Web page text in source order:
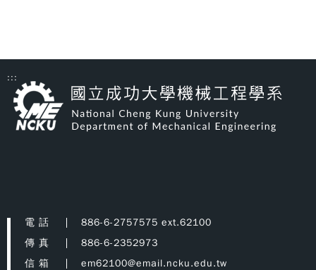
:::
電 話
886-6-2757575 ext.62100
傳 真
886-6-2352973
信 箱
em62100@email.ncku.edu.tw